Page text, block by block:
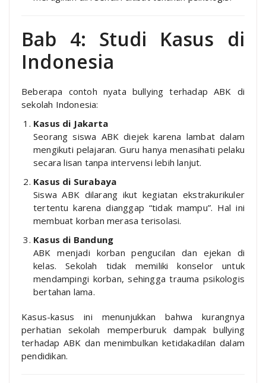
Bab 4: Studi Kasus di
Indonesia
Beberapa contoh nyata bullying terhadap ABK di
sekolah Indonesia:
Kasus di Jakarta
Seorang siswa ABK diejek karena lambat dalam
mengikuti pelajaran. Guru hanya menasihati pelaku
secara lisan tanpa intervensi lebih lanjut.
Kasus di Surabaya
Siswa ABK dilarang ikut kegiatan ekstrakurikuler
tertentu karena dianggap “tidak mampu”. Hal ini
membuat korban merasa terisolasi.
Kasus di Bandung
ABK menjadi korban pengucilan dan ejekan di
kelas. Sekolah tidak memiliki konselor untuk
mendampingi korban, sehingga trauma psikologis
bertahan lama.
Kasus-kasus ini menunjukkan bahwa kurangnya
perhatian sekolah memperburuk dampak bullying
terhadap ABK dan menimbulkan ketidakadilan dalam
pendidikan.